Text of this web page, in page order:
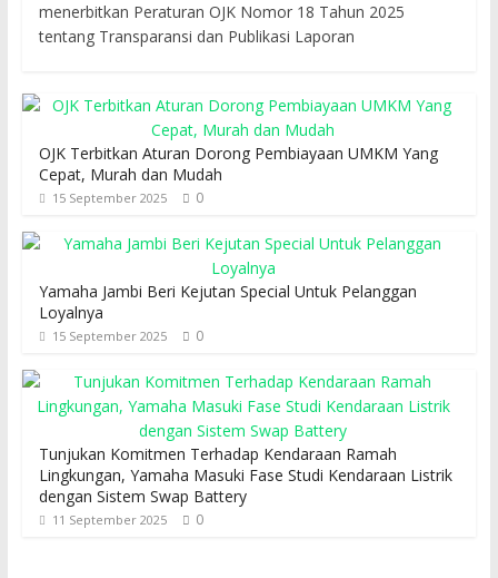
menerbitkan Peraturan OJK Nomor 18 Tahun 2025
tentang Transparansi dan Publikasi Laporan
OJK Terbitkan Aturan Dorong Pembiayaan UMKM Yang
Cepat, Murah dan Mudah
15 September 2025 0
Yamaha Jambi Beri Kejutan Special Untuk Pelanggan
Loyalnya
15 September 2025 0
Tunjukan Komitmen Terhadap Kendaraan Ramah
Lingkungan, Yamaha Masuki Fase Studi Kendaraan Listrik
dengan Sistem Swap Battery
11 September 2025 0